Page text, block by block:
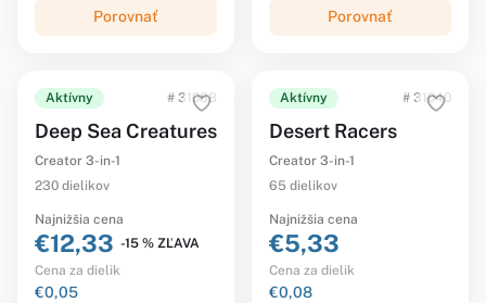
Porovnať Porovnať
Aktívny # 31088
Deep Sea Creatures
Creator 3-in-1
230 dielikov
Najnižšia cena
€12,33 -15 % ZĽAVA
Cena za dielik
€0,05
Aktívny # 31040
Desert Racers
Creator 3-in-1
65 dielikov
Najnižšia cena
€5,33
Cena za dielik
€0,08